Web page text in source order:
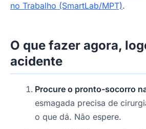
no Trabalho (SmartLab/MPT).
O que fazer agora,
acidente
Procure o pronto-socorro
esmagada precisa de
o que dá. Não espere.